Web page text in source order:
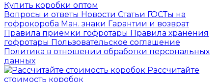
Купить коробки оптом
Вопросы и ответы Новости Статьи ГОСТы на
гофрокороба Ман. знаки Гарантии и возврат
Правила приемки гофротары Правила хранения
гофротары Пользовательское соглашение
Политика в отношении обработки персональных
данных
Рассчитайте
стоимость коробок